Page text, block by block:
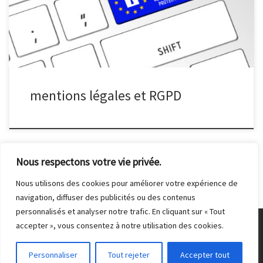
Nous respectons votre vie privée.
Nous utilisons des cookies pour améliorer votre expérience de
navigation, diffuser des publicités ou des contenus
personnalisés et analyser notre trafic. En cliquant sur « Tout
accepter », vous consentez à notre utilisation des cookies.
Personnaliser Tout rejeter Accepter tout
(également appelée hash) peut être envoyée au service Gravatar
pour vérifier si vous utilisez ce dernier. Les clauses de
confidentialité du service Gravatar sont disponibles ici :
https://automattic.com/privacy/. Après validation de votre
commentaire, votre photo de profil sera visible publiquement à
coté de votre commentaire. Si […]
mentions légales et RGPD
© 2026Club Photo de Malakoff– Tous droits réservés